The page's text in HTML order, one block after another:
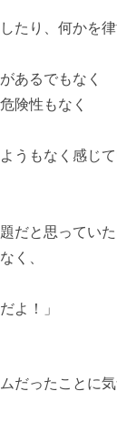
たり、何かを律
あるでもなく
険性もなく
うもなく感じ
だと思ってい
く、
よ！」
だったことに気